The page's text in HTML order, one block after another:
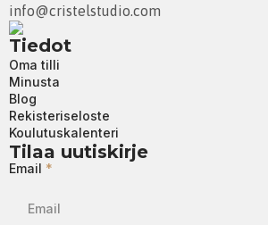
info@cristelstudio.com
Tiedot
Oma tilli
Minusta
Blog
Rekisteriseloste
Koulutuskalenteri
Tilaa uutiskirje
Email *